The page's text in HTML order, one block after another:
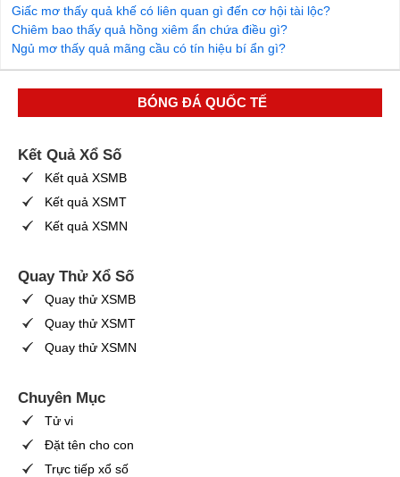
Giấc mơ thấy quả khế có liên quan gì đến cơ hội tài lộc?
Chiêm bao thấy quả hồng xiêm ẩn chứa điều gì?
Ngủ mơ thấy quả mãng cầu có tín hiệu bí ẩn gì?
BÓNG ĐÁ QUỐC TẾ
Kết Quả Xổ Số
Kết quả XSMB
Kết quả XSMT
Kết quả XSMN
Quay Thử Xổ Số
Quay thử XSMB
Quay thử XSMT
Quay thử XSMN
Chuyên Mục
Tử vi
Đặt tên cho con
Trực tiếp xổ số